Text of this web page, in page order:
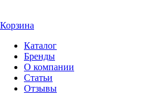
Корзина
Каталог
Бренды
О компании
Статьи
Отзывы